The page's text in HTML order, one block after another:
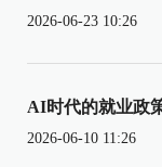
2026-06-23 10:26
AI时代的就业政
2026-06-10 11:26